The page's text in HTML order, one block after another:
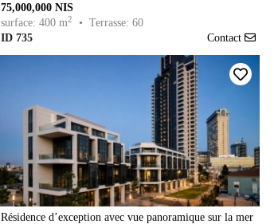
75,000,000 NIS
surface: 400 m2
• Terrasse: 60
ID 735
Contact
Résidence d’exception avec vue panoramique sur la mer